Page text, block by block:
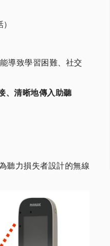
導致學習困難、社交
、清晰地傳入助聽
聽力損失者設計的無線